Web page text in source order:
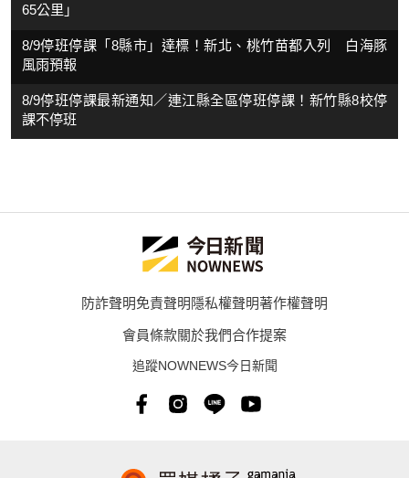
65公里」
8/9停班停課「8縣市」達標！新北、桃竹苗都入列 白海豚
風雨預報
8/9停班停課最新通知／連江縣全區停班停課！新竹縣8校停
課不停班
防詐聲明免責聲明隱私權聲明著作權聲明
會員條款關於我們合作提案
追蹤NOWNEWS今日新聞